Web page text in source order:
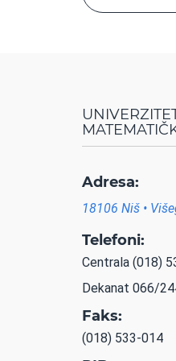
Adresa:
18106 Niš •
Telefoni:
Centrala (018)
Dekanat 066/
Faks:
(018) 533-014